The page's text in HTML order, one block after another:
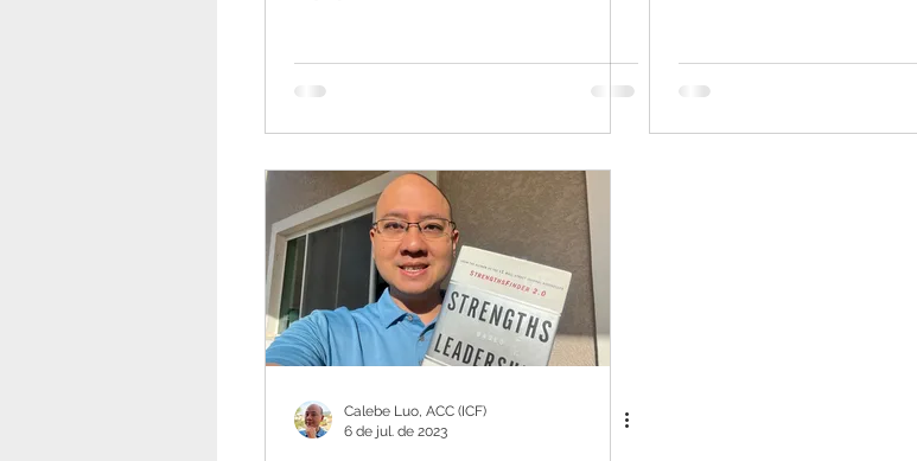
Calebe Luo, ACC (ICF)
6 de jul. de 2023